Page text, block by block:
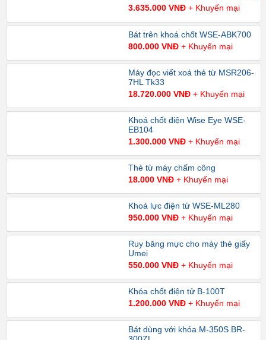
3.635.000 VNĐ+ Khuyến mại
Bát trên khoá chốt WSE-ABK700
800.000 VNĐ+ Khuyến mại
Máy đọc viết xoá thẻ từ MSR206-
7HL Tk33
18.720.000 VNĐ+ Khuyến mại
Khoá chốt điện Wise Eye WSE-
EB104
1.300.000 VNĐ+ Khuyến mại
Thẻ từ máy chấm công
18.000 VNĐ+ Khuyến mại
Khoá lực điện từ WSE-ML280
950.000 VNĐ+ Khuyến mại
Ruy băng mực cho máy thẻ giấy
Umei
550.000 VNĐ+ Khuyến mại
Khóa chốt điện tử B-100T
1.200.000 VNĐ+ Khuyến mại
Bát dùng với khóa M-350S BR-